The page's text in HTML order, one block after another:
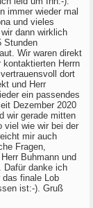
immer wieder mal
und vieles
dann wirklich
Stunden
Wir waren direkt
Herrn
dort
und Herr
ein passendes
Dezember 2020
wir gerade mitten
viel wie wir bei der
mir auch
Fragen,
Buhmann und
Dafür danke ich
das finale Lob
ist:-). Gruß